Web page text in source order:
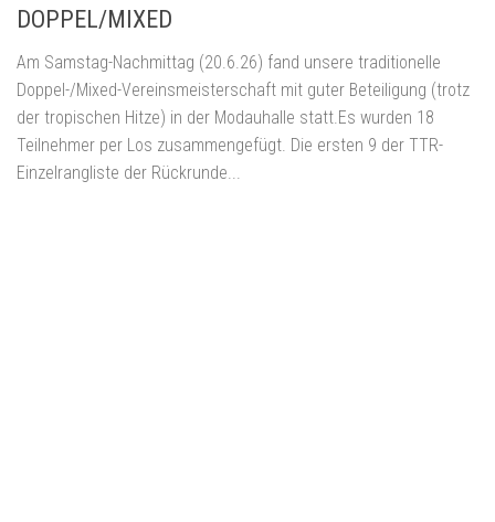
DOPPEL/MIXED
Am Samstag-Nachmittag (20.6.26) fand unsere traditionelle
Doppel-/Mixed-Vereinsmeisterschaft mit guter Beteiligung (trotz
der tropischen Hitze) in der Modauhalle statt.Es wurden 18
Teilnehmer per Los zusammengefügt. Die ersten 9 der TTR-
Einzelrangliste der Rückrunde...